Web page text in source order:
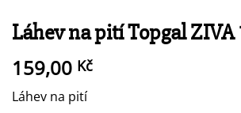
Láhev na pití Topgal ZIVA
159,00 Kč
Láhev na pití